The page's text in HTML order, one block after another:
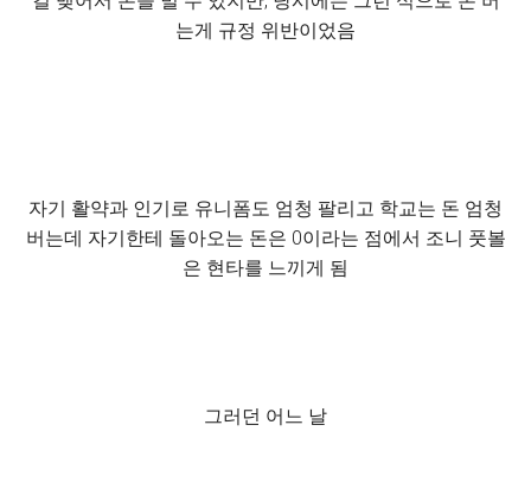
는게 규정 위반이었음
자기 활약과 인기로 유니폼도 엄청 팔리고 학교는 돈 엄청
버는데 자기한테 돌아오는 돈은 0이라는 점에서 조니 풋볼
은 현타를 느끼게 됨
그러던 어느 날